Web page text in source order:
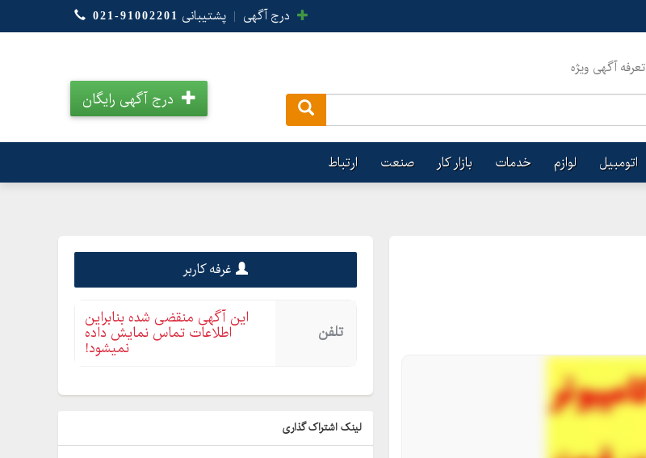
درج آگهی | پشتیبانی 021-91002201
تعرفه آگهی ویژه
درج آگهی رایگان
اتومبیل لوازم خدمات بازار کار صنعت ارتباط
غرفه کاربر
تلفن
این آگهی منقضی شده بنابراین
اطلاعات تماس نمایش داده
نمیشود!
لینک اشتراک گذاری